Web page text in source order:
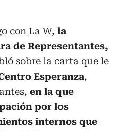
con La W, la
de Representantes,
sobre la carta que le
Esperanza,
en la que
por los
internos que